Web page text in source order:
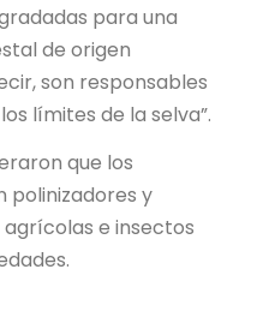
para una
de origen
son responsables
límites de la selva”.
que los
polinizadores y
e insectos